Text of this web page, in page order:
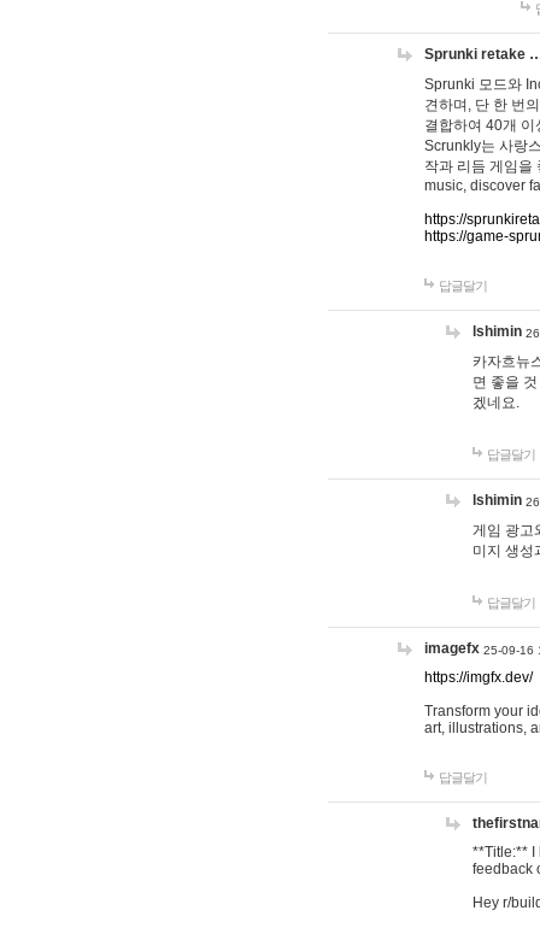
Sprunki retake
Sprunki 모드와
견하며, 단 한 번
결합하여 40개
Scrunkly는 사랑
작과 리듬 게임을
music, discover
https://
https://game-
답글달기
lshimin
카자흐뉴
면 좋을
겠네요.
답글달기
lshimin
게임 광고
미지 생성
답글달기
imagefx 25-09-16
https://imgfx.dev/
Transform your
art, illustrations,
답글달기
**Title:** I
feedback
Hey r/